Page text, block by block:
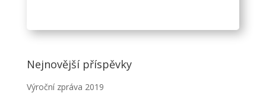
Nejnovější příspěvky
Výroční zpráva 2019